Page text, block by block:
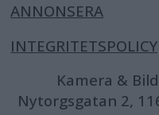
ANNONSERA
INTEGRITETSPOLICY
Kamera &
Nytorgsgatan 2,